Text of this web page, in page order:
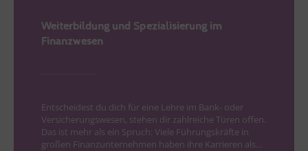
Weiterbildung und Spezialisierung im
Finanzwesen
Entscheidest du dich für eine Lehre im Bank- oder
Versicherungswesen, stehen dir zahlreiche Türen offen.
Das ist mehr als ein Spruch: Viele Führungskräfte in
großen Finanzunternehmen haben ihre Karrieren als…